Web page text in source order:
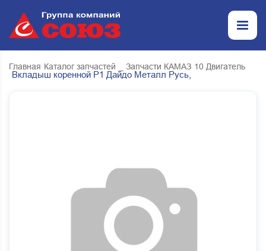
Главная Каталог запчастей _ Запчасти КАМАЗ 10 Двигатель
Вкладыш коренной Р1 Дайдо Металл Русь,